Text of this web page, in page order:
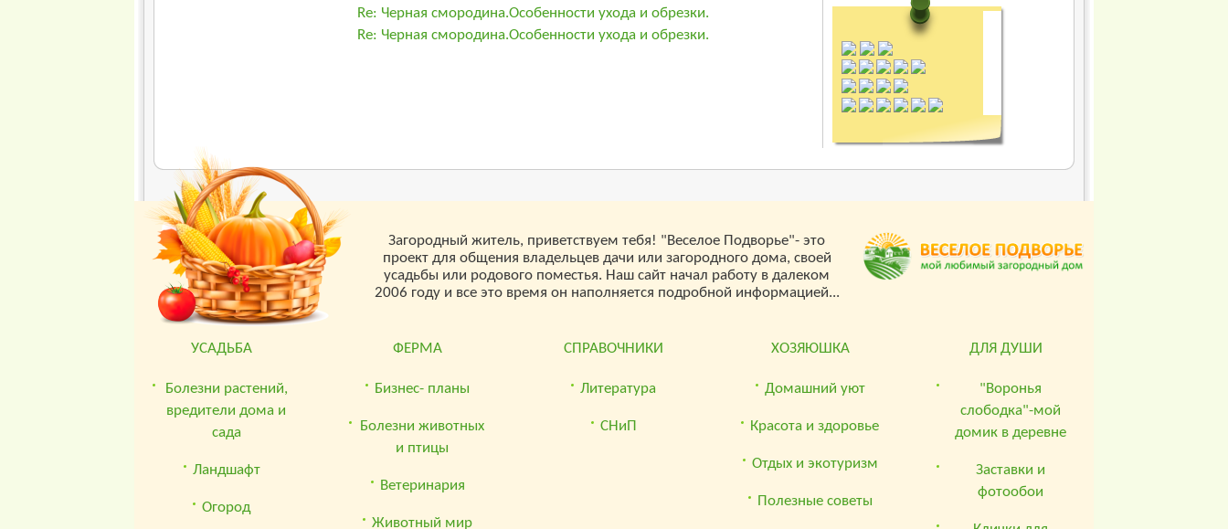
Re: Черная смородина.Особенности ухода и обрезки.
Re: Черная смородина.Особенности ухода и обрезки.
Загородный житель, приветствуем тебя! "Веселое Подворье"- это
проект для общения владельцев дачи или загородного дома, своей
усадьбы или родового поместья. Наш сайт начал работу в далеком
2006 году и все это время он наполняется подробной информацией...
УСАДЬБА
Болезни растений,
вредители дома и
сада
Ландшафт
Огород
ФЕРМА
Бизнес- планы
Болезни животных
и птицы
Ветеринария
Животный мир
СПРАВОЧНИКИ
Литература
СНиП
ХОЗЯЮШКА
Домашний уют
Красота и здоровье
Отдых и экотуризм
Полезные советы
ДЛЯ ДУШИ
"Воронья
слободка"-мой
домик в деревне
Заставки и
фотообои